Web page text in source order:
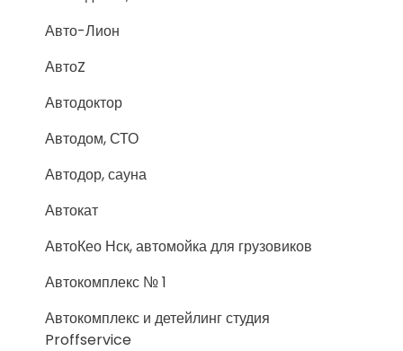
Авто-Лион
АвтоZ
Автодоктор
Автодом, СТО
Автодор, сауна
Автокат
АвтоКео Нск, автомойка для грузовиков
Автокомплекс № 1
Автокомплекс и детейлинг студия
Proffservice